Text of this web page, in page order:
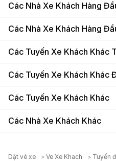
Các Nhà Xe Khách Hàng
Các Nhà Xe Khách Hàng
Các Tuyến Xe Khách Khác
Các Tuyến Xe Khách Khác
Các Tuyến Xe Khách Khác
Các Nhà Xe Khách Khác
Dặt vé xe Ve Xe Khach Tuyến